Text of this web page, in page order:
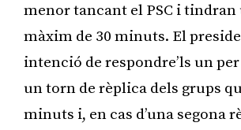
menor tancant el PSC i tindran
màxim de 30 minuts. El
intenció de respondre’ls un
un torn de rèplica dels grups
minuts i, en cas d’una segona